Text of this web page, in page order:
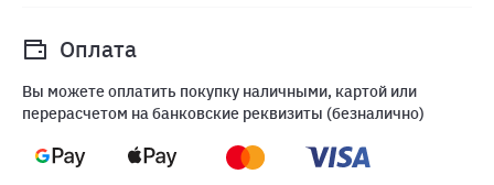
Оплата
Вы можете оплатить покупку наличными, картой или
перерасчетом на банковские реквизиты (безналично)